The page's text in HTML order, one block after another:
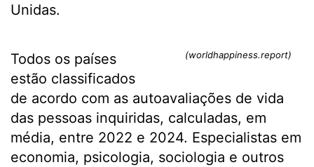
Unidas.
(worldhappiness.report)
Todos os países
estão classificados
de acordo com as autoavaliações de vida
das pessoas inquiridas, calculadas, em
média, entre 2022 e 2024. Especialistas em
economia, psicologia, sociologia e outros